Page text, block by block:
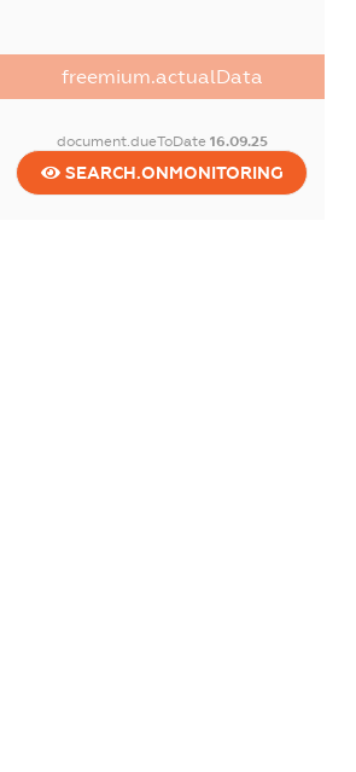
freemium.actualData
document.dueToDate 16.09.25
SEARCH.ONMONITORING